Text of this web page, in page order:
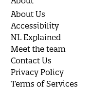
About Us
Accessibility
NL Explained
Meet the team
Contact Us
Privacy Policy
Terms of Services